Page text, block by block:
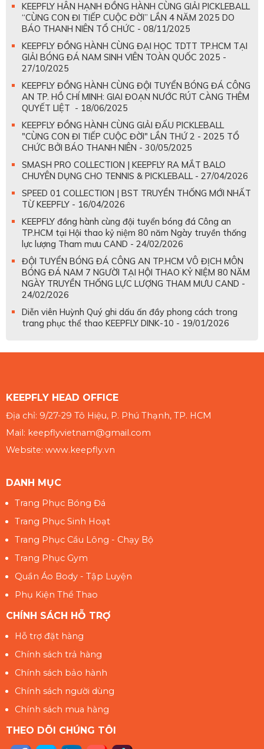
KEEPFLY HÂN HẠNH ĐỒNG HÀNH CÙNG GIẢI PICKLEBALL
“CÙNG CON ĐI TIẾP CUỘC ĐỜI” LẦN 4 NĂM 2025 DO
BÁO THANH NIÊN TỔ CHỨC - 08/11/2025
KEEPFLY ĐỒNG HÀNH CÙNG ĐẠI HỌC TDTT TP.HCM TẠI
GIẢI BÓNG ĐÁ NAM SINH VIÊN TOÀN QUỐC 2025 -
27/10/2025
KEEPFLY ĐỒNG HÀNH CÙNG ĐỘI TUYỂN BÓNG ĐÁ CÔNG
AN TP. HỒ CHÍ MINH: GIAI ĐOẠN NƯỚC RÚT CÀNG THÊM
QUYẾT LIỆT - 18/06/2025
KEEPFLY ĐỒNG HÀNH CÙNG GIẢI ĐẤU PICKLEBALL
"CÙNG CON ĐI TIẾP CUỘC ĐỜI" LẦN THỨ 2 - 2025 TỔ
CHỨC BỞI BÁO THANH NIÊN - 30/05/2025
SMASH PRO COLLECTION | KEEPFLY RA MẮT BALO
CHUYÊN DỤNG CHO TENNIS & PICKLEBALL - 27/04/2026
SPEED 01 COLLECTION | BST TRUYỀN THỐNG MỚI NHẤT
TỪ KEEPFLY - 16/04/2026
KEEPFLY đồng hành cùng đội tuyển bóng đá Công an
TP.HCM tại Hội thao kỷ niệm 80 năm Ngày truyền thống
lực lượng Tham mưu CAND - 24/02/2026
ĐỘI TUYỂN BÓNG ĐÁ CÔNG AN TP.HCM VÔ ĐỊCH MÔN
BÓNG ĐÁ NAM 7 NGƯỜI TẠI HỘI THAO KỶ NIỆM 80 NĂM
NGÀY TRUYỀN THỐNG LỰC LƯỢNG THAM MƯU CAND -
24/02/2026
Diễn viên Huỳnh Quý ghi dấu ấn đầy phong cách trong
trang phục thể thao KEEPFLY DINK-10 - 19/01/2026
KEEPFLY HEAD OFFICE
Địa chỉ: 9/27-29 Tô Hiệu, P. Phú Thạnh, TP. HCM
Mail: keepflyvietnam@gmail.com
Website: www.keepfly.vn
DANH MỤC
Trang Phục Bóng Đá
Trang Phục Sinh Hoạt
Trang Phục Cầu Lông - Chạy Bộ
Trang Phục Gym
Quần Áo Body - Tập Luyện
Phụ Kiện Thể Thao
CHÍNH SÁCH HỖ TRỢ
Hỗ trợ đặt hàng
Chính sách trả hàng
Chính sách bảo hành
Chính sách người dùng
Chính sách mua hàng
THEO DÕI CHÚNG TÔI